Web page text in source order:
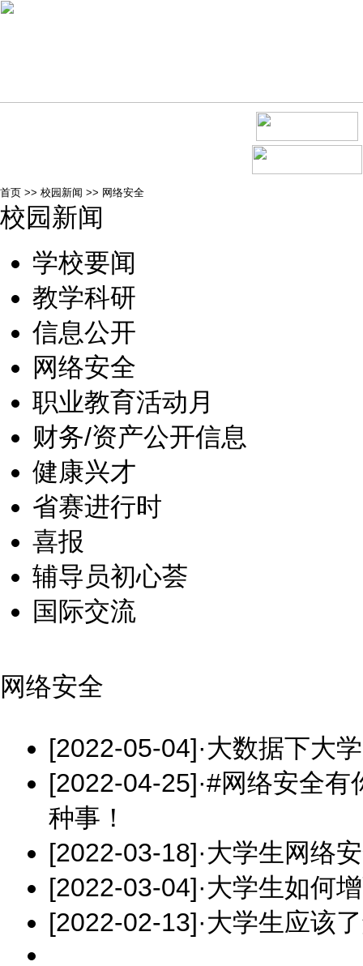
首页 >> 校园新闻 >> 网络安全
校园新闻
学校要闻
教学科研
信息公开
网络安全
职业教育活动月
财务/资产公开信息
健康兴才
省赛进行时
喜报
辅导员初心荟
国际交流
网络安全
[2022-05-04]·大数据下大
[2022-04-25]·#网络安全有
种事！
[2022-03-18]·大学生网络
[2022-03-04]·大学生如何
[2022-02-13]·大学生应该